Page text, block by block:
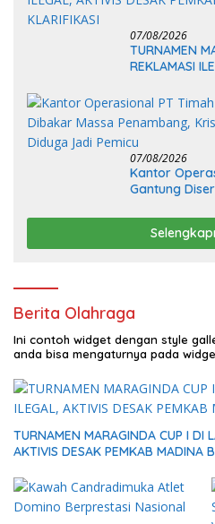
07/08/2026
TURNAMEN
REKLAMASI
07/08/2026
Kantor
Gantung
Timah
Berita Olahraga
Ini contoh widget dengan style
anda bisa mengaturnya pada
TURNAMEN MARAGINDA CUP I DI
AKTIVIS DESAK PEMKAB MADINA